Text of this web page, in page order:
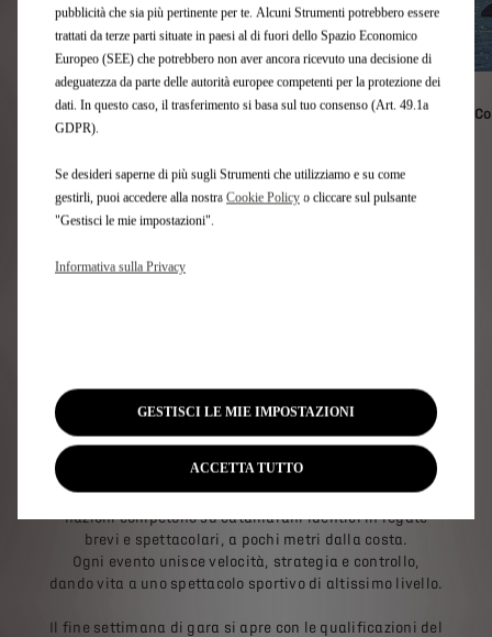
DNA tecnologico F50
SAILGP
Alla scoperta di SailGP
SailGP è un campionato internazionale unico, in cui 13
nazioni competono su catamarani identici in regate
brevi e spettacolari, a pochi metri dalla costa.
Ogni evento unisce velocità, strategia e controllo,
dando vita a uno spettacolo sportivo di altissimo livello.
Il fine settimana di gara si apre con le qualificazioni del
pubblicità che sia più pertinente per te. Alcuni Strumenti potrebbero essere
trattati da terze parti situate in paesi al di fuori dello Spazio Economico
Europeo (SEE) che potrebbero non aver ancora ricevuto una decisione di
adeguatezza da parte delle autorità europee competenti per la protezione dei
dati. In questo caso, il trasferimento si basa sul tuo consenso (Art. 49.1a
GDPR).
Se desideri saperne di più sugli Strumenti che utilizziamo e su come
gestirli, puoi accedere alla nostra Cookie Policy o cliccare sul pulsante
"Gestisci le mie impostazioni".
Informativa sulla Privacy
GESTISCI LE MIE IMPOSTAZIONI
ACCETTA TUTTO